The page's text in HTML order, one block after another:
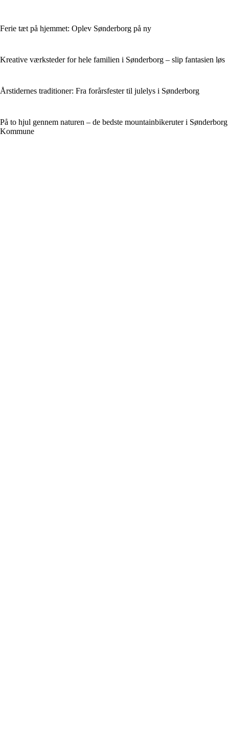
Ferie tæt på hjemmet: Oplev Sønderborg på ny
Kreative værksteder for hele familien i Sønderborg – slip fantasien løs
Årstidernes traditioner: Fra forårsfester til julelys i Sønderborg
På to hjul gennem naturen – de bedste mountainbikeruter i Sønderborg
Kommune